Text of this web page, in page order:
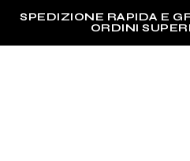
SPEDIZIONE
ORDINI